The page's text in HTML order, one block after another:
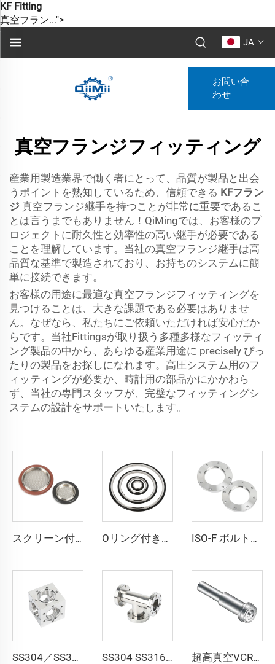
KF Fitting
真空フラン...">
JA
お問い合
わせ
真空フランジフィッティング
産業用製造業界で働く者にとって、品質が製品と出会
うポイントを熟知しているため、信頼できる KFフラン
ジ 真空フランジ継手を持つことが非常に重要であるこ
とは言うまでもありません！QiMingでは、お客様のプ
ロジェクトに耐久性と効率性の高い継手が必要である
ことを理解しています。当社の真空フランジ継手は高
品質な基準で製造されており、お持ちのシステムに簡
単に接続できます。
お客様の用途に最適な真空フランジフィッティングを
見つけることは、大きな課題である必要はありませ
ん。なぜなら、私たちにご依頼いただければ安心だか
らです。当社Fittingsが取り扱う多種多様なフィッティ
ング製品の中から、あらゆる産業用途に precisely ぴっ
たりの製品をお探しになれます。高圧システム用のフ
ィッティングが必要か、時計用の部品かにかかわら
ず、当社の専門スタッフが、完璧なフィッティングシ
ステムの設計をサポートいたします。
スクリーン付きセンタリングリングアセンブリ ISO-KFフランジ ステンレス鋼 （FKM/NBR/EDM） Oリング 真空フィッティング KF16/KF25/KF40/KF50 Oリング付きセンター環 SS304 SS316L アルミニウム (FKM/EPDM/NBR) 真空KF/NW ウォッシャーパイプリングフィッティング KF10-KF50 半導体用 ISO-F ボルト付きボア加工済みフランジ ISO63-ISO500 ステンレス鋼真空ブランクフランジ SS304 SS316L CNC加工 真空継手 半導体用
SS304／SS316L UHV 超高真空用CF16-CF200 高真空CF 6方向キューブ ステンレス鋼製 無溶接一体切削加工品 超高品質パイプ継手 フランジ SS304 SS316L ステンレス鋼 CF 三方等径チー 回転式 CF16-CF100 高真空 サイズ穴 3/4"-4" 高品質 回転式／固定式 フランジ継手 3方向チー 超高真空VCRおよびQCR継手用、長・短グランド対応、ステンレス鋼製QCR-メタルフェース継手 1/8"-1" ブライトアニール／電解研磨仕上げ